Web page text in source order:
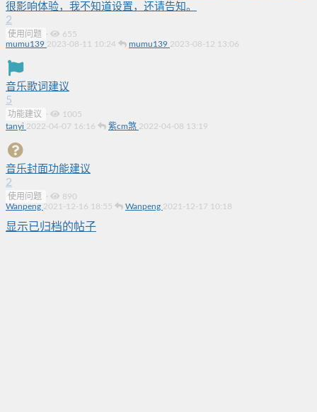
很影响体验，我不知道设置，还请告知。
2
使用问题 ·
655
mumu139 2023-08-11 10:24 mumu139 2023-08-12 13:06
音乐歌词建议
5
功能建议 ·
1005
tanyi 2022-04-07 16:16 紫cm煞 2022-04-08 13:19
音乐封面功能建议
2
使用问题 ·
890
Wanpeng 2021-12-16 18:55 Wanpeng 2021-12-17 10:18
显示已归档的帖子